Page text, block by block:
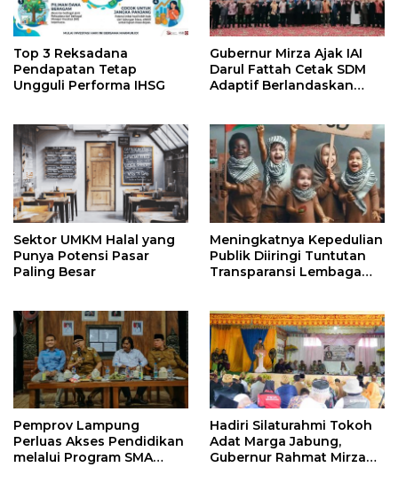
Top 3 Reksadana
Pendapatan Tetap
Ungguli Performa IHSG
Gubernur Mirza Ajak IAI
Darul Fattah Cetak SDM
Adaptif Berlandaskan
Sektor UMKM Halal yang
Punya Potensi Pasar
Paling Besar
Meningkatnya Kepedulian
Publik Diiringi Tuntutan
Transparansi Lembaga
Pemprov Lampung
Perluas Akses Pendidikan
melalui Program SMA
Hadiri Silaturahmi Tokoh
Adat Marga Jabung,
Gubernur Rahmat Mirzani